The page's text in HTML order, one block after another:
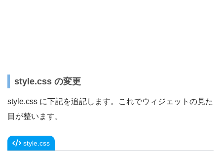
style.css の変更
style.css に下記を追記します。これでウィジェットの見た
目が整います。
style.css